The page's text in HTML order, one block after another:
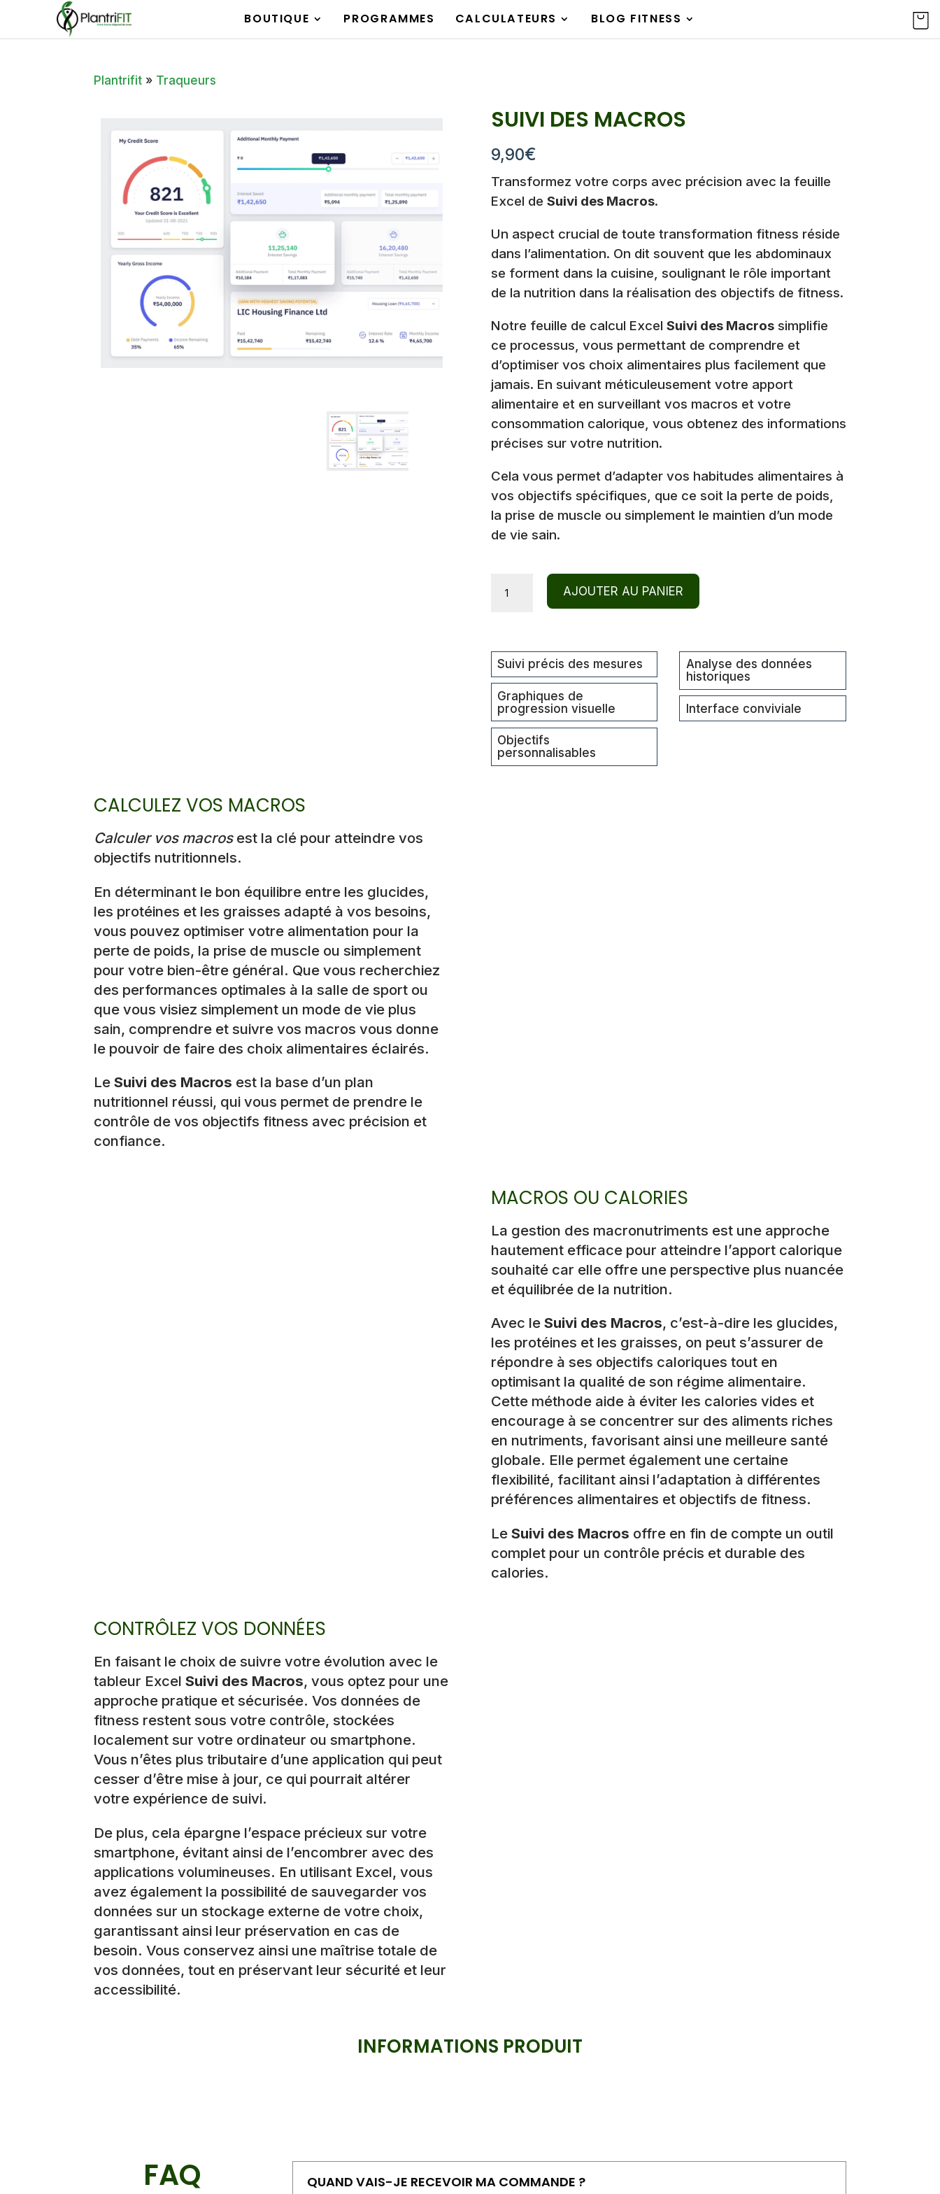
BOUTIQUE PROGRAMMES CALCULATEURS BLOG FITNESS
Plantrifit » Traqueurs
SUIVI DES MACROS
9,90€
Transformez votre corps avec précision avec la feuille
Excel de Suivi des Macros.
Un aspect crucial de toute transformation fitness réside
dans l’alimentation. On dit souvent que les abdominaux
se forment dans la cuisine, soulignant le rôle important
de la nutrition dans la réalisation des objectifs de fitness.
Notre feuille de calcul Excel Suivi des Macrossimplifie
ce processus, vous permettant de comprendre et
d’optimiser vos choix alimentaires plus facilement que
jamais. En suivant méticuleusement votre apport
alimentaire et en surveillant vos macros et votre
consommation calorique, vous obtenez des informations
précises sur votre nutrition.
Cela vous permet d’adapter vos habitudes alimentaires à
vos objectifs spécifiques, que ce soit la perte de poids,
la prise de muscle ou simplement le maintien d’un mode
de vie sain.
AJOUTER AU PANIER
Suivi précis des mesures
Graphiques de
progression visuelle
Objectifs
personnalisables
Analyse des données
historiques
Interface conviviale
CALCULEZ VOS MACROS
Calculer vos macrosest la clé pour atteindre vos
objectifs nutritionnels.
En déterminant le bon équilibre entre les glucides,
les protéines et les graisses adapté à vos besoins,
vous pouvez optimiser votre alimentation pour la
perte de poids, la prise de muscle ou simplement
pour votre bien-être général. Que vous recherchiez
des performances optimales à la salle de sport ou
que vous visiez simplement un mode de vie plus
sain, comprendre et suivre vos macros vous donne
le pouvoir de faire des choix alimentaires éclairés.
LeSuivi des Macros est la base d’un plan
nutritionnel réussi, qui vous permet de prendre le
contrôle de vos objectifs fitness avec précision et
confiance.
MACROS OU CALORIES
La gestion des macronutriments est une approche
hautement efficace pour atteindre l’apport calorique
souhaité car elle offre une perspective plus nuancée
et équilibrée de la nutrition.
Avec le Suivi des Macros, c’est-à-dire les glucides,
les protéines et les graisses, on peut s’assurer de
répondre à ses objectifs caloriques tout en
optimisant la qualité de son régime alimentaire.
Cette méthode aide à éviter les calories vides et
encourage à se concentrer sur des aliments riches
en nutriments, favorisant ainsi une meilleure santé
globale. Elle permet également une certaine
flexibilité, facilitant ainsi l’adaptation à différentes
préférences alimentaires et objectifs de fitness.
Le Suivi des Macros offre en fin de compte un outil
complet pour un contrôle précis et durable des
calories.
CONTRÔLEZ VOS DONNÉES
En faisant le choix de suivre votre évolution avec le
tableur ExcelSuivi des Macros, vous optez pour une
approche pratique et sécurisée. Vos données de
fitness restent sous votre contrôle, stockées
localement sur votre ordinateur ou smartphone.
Vous n’êtes plus tributaire d’une application qui peut
cesser d’être mise à jour, ce qui pourrait altérer
votre expérience de suivi.
De plus, cela épargne l’espace précieux sur votre
smartphone, évitant ainsi de l’encombrer avec des
applications volumineuses. En utilisant Excel, vous
avez également la possibilité de sauvegarder vos
données sur un stockage externe de votre choix,
garantissant ainsi leur préservation en cas de
besoin. Vous conservez ainsi une maîtrise totale de
vos données, tout en préservant leur sécurité et leur
accessibilité.
INFORMATIONS PRODUIT
FAQ QUAND VAIS-JE RECEVOIR MA COMMANDE ?